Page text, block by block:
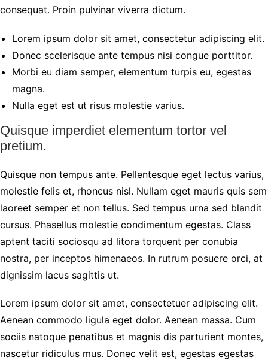
consequat. Proin pulvinar viverra dictum.
Lorem ipsum dolor sit amet, consectetur adipiscing elit.
Donec scelerisque ante tempus nisi congue porttitor.
Morbi eu diam semper, elementum turpis eu, egestas
magna.
Nulla eget est ut risus molestie varius.
Quisque imperdiet elementum tortor vel
pretium.
Quisque non tempus ante. Pellentesque eget lectus varius,
molestie felis et, rhoncus nisl. Nullam eget mauris quis sem
laoreet semper et non tellus. Sed tempus urna sed blandit
cursus. Phasellus molestie condimentum egestas. Class
aptent taciti sociosqu ad litora torquent per conubia
nostra, per inceptos himenaeos. In rutrum posuere orci, at
dignissim lacus sagittis ut.
Lorem ipsum dolor sit amet, consectetuer adipiscing elit.
Aenean commodo ligula eget dolor. Aenean massa. Cum
sociis natoque penatibus et magnis dis parturient montes,
nascetur ridiculus mus. Donec velit est, egestas egestas